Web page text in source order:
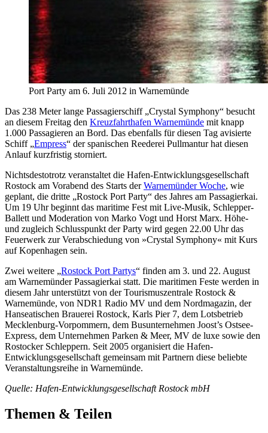
Port Party am 6. Juli 2012 in Warnemünde
Das 238 Meter lange Passagierschiff „Crystal Symphony“ besucht
an diesem Freitag den Kreuzfahrthafen Warnemünde mit knapp
1.000 Passagieren an Bord. Das ebenfalls für diesen Tag avisierte
Schiff „Empress“ der spanischen Reederei Pullmantur hat diesen
Anlauf kurzfristig storniert.
Nichtsdestotrotz veranstaltet die Hafen-Entwicklungsgesellschaft
Rostock am Vorabend des Starts derWarnemünder Woche, wie
geplant, die dritte „Rostock Port Party“ des Jahres am Passagierkai.
Um 19 Uhr beginnt das maritime Fest mit Live-Musik, Schlepper-
Ballett und Moderation von Marko Vogt und Horst Marx. Höhe-
und zugleich Schlusspunkt der Party wird gegen 22.00 Uhr das
Feuerwerk zur Verabschiedung von »Crystal Symphony« mit Kurs
auf Kopenhagen sein.
Zwei weitere „Rostock Port Partys“ finden am 3. und 22. August
am Warnemünder Passagierkai statt. Die maritimen Feste werden in
diesem Jahr unterstützt von der Tourismuszentrale Rostock &
Warnemünde, von NDR1 Radio MV und dem Nordmagazin, der
Hanseatischen Brauerei Rostock, Karls Pier 7, dem Lotsbetrieb
Mecklenburg-Vorpommern, dem Busunternehmen Joost’s Ostsee-
Express, dem Unternehmen Parken & Meer, MV de luxe sowie den
Rostocker Schleppern. Seit 2005 organisiert die Hafen-
Entwicklungsgesellschaft gemeinsam mit Partnern diese beliebte
Veranstaltungsreihe in Warnemünde.
Quelle: Hafen-Entwicklungsgesellschaft Rostock mbH
Themen & Teilen